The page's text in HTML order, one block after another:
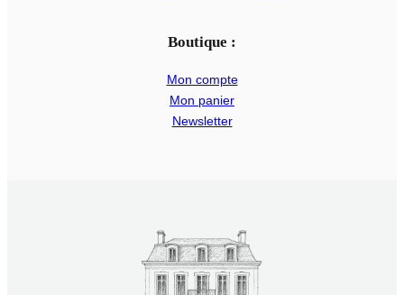
Boutique :
Mon compte
Mon panier
Newsletter